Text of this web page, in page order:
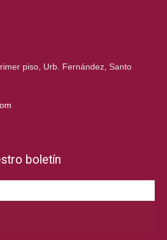
piso, Urb. Fernández, Santo
boletín